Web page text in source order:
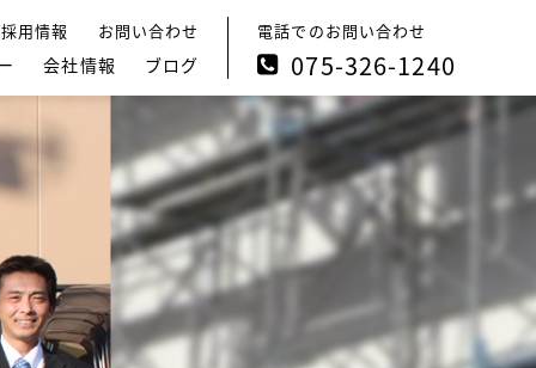
採用情報 お問い合わせ
会社情報
会社概要
ブログ
クリエイターズブログ
社長ブログ
電話でのお問い合わせ
075-326-1240